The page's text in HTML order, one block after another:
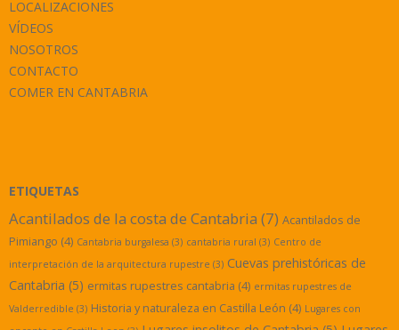
LOCALIZACIONES
VÍDEOS
NOSOTROS
CONTACTO
COMER EN CANTABRIA
ETIQUETAS
Acantilados de la costa de Cantabria (7) Acantilados de
Pimiango (4) Cantabria burgalesa (3) cantabria rural (3) Centro de
interpretación de la arquitectura rupestre (3) Cuevas prehistóricas de
Cantabria (5) ermitas rupestres cantabria (4) ermitas rupestres de
Valderredible (3) Historia y naturaleza en Castilla León (4) Lugares con